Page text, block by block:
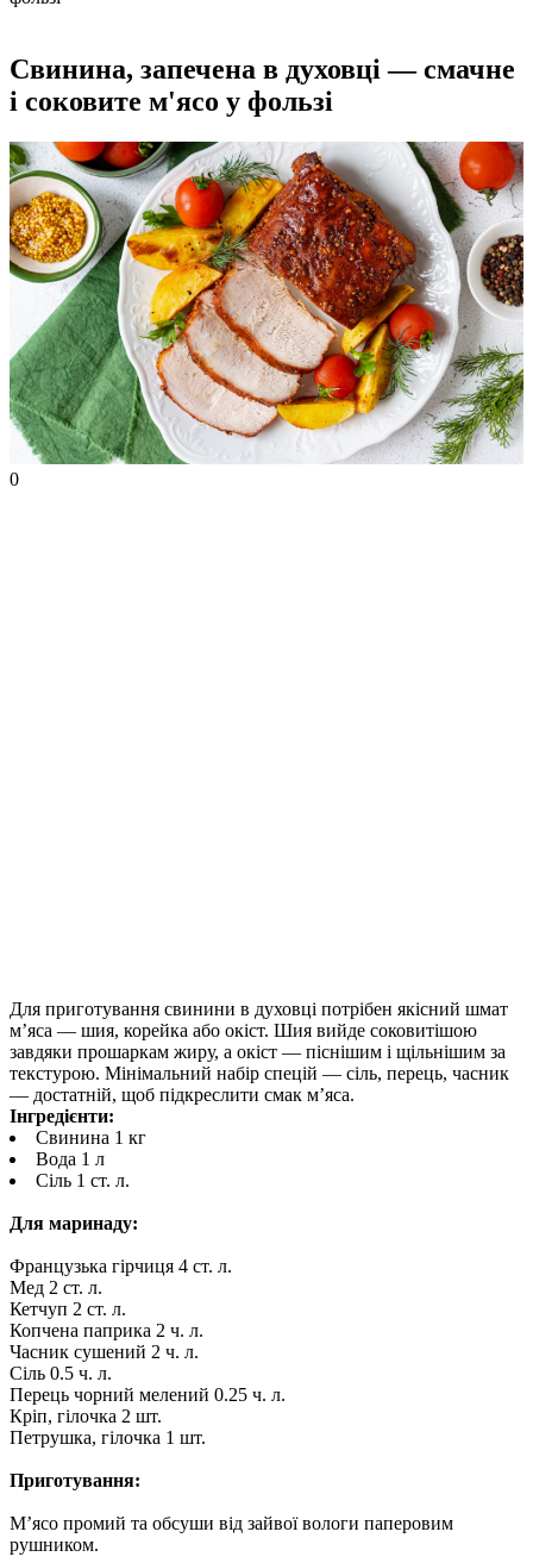
Свинина, запечена в духовці — смачне
і соковите м'ясо у фользі
0
Для приготування свинини в духовці потрібен якісний шмат
м’яса — шия, корейка або окіст. Шия вийде соковитішою
завдяки прошаркам жиру, а окіст — піснішим і щільнішим за
текстурою. Мінімальний набір спецій — сіль, перець, часник
— достатній, щоб підкреслити смак м’яса.
Інгредієнти:
Свинина 1 кг
Вода 1 л
Сіль 1 ст. л.
Для маринаду:
Французька гірчиця 4 ст. л.
Мед 2 ст. л.
Кетчуп 2 ст. л.
Копчена паприка 2 ч. л.
Часник сушений 2 ч. л.
Сіль 0.5 ч. л.
Перець чорний мелений 0.25 ч. л.
Кріп, гілочка 2 шт.
Петрушка, гілочка 1 шт.
Приготування:
М’ясо промий та обсуши від зайвої вологи паперовим
рушником.